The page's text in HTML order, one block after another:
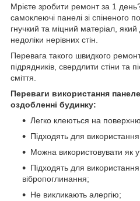
Мрієте зробити ремонт за 1
самоклеючі панелі зі спіненого
гнучкий та міцний матеріал,
недоліки нерівних стін.
Перевага такого швидкого
підрядників, свердлити стіни та
сміття.
Переваги використання
оздобленні будинку:
Легко клеються на
Підходять для
Можна використовувати як
Підходять для
вібропоглинання;
Не викликають алергію;